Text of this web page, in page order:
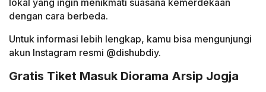
lokal yang ingin menikmati suasana kemerdekaan
dengan cara berbeda.
Untuk informasi lebih lengkap, kamu bisa mengunjungi
akun Instagram resmi @dishubdiy.
Gratis Tiket Masuk Diorama Arsip Jogja